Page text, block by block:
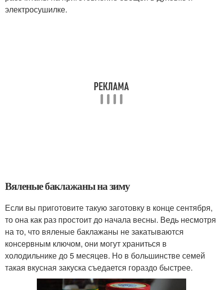
электросушилке.
Вяленые баклажаны на зиму
Если вы приготовите такую заготовку в конце сентября,
то она как раз простоит до начала весны. Ведь несмотря
на то, что вяленые баклажаны не закатываются
консервным ключом, они могут храниться в
холодильнике до 5 месяцев. Но в большинстве семей
такая вкусная закуска съедается гораздо быстрее.